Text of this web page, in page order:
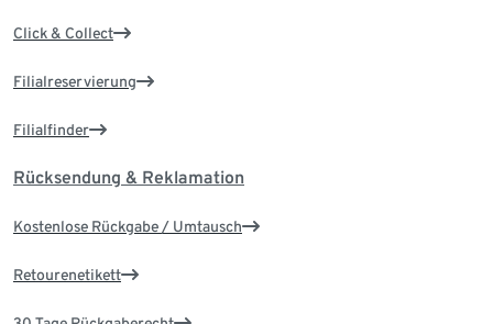
Click & Collect
Filialreservierung
Filialfinder
Rücksendung & Reklamation
Kostenlose Rückgabe / Umtausch
Retourenetikett